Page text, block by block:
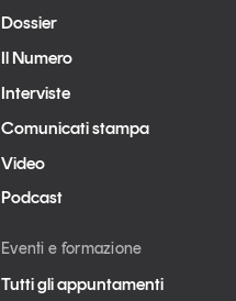
Dossier
Il Numero
Interviste
Comunicati stampa
Video
Podcast
Eventi e formazione
Tutti gli appuntamenti